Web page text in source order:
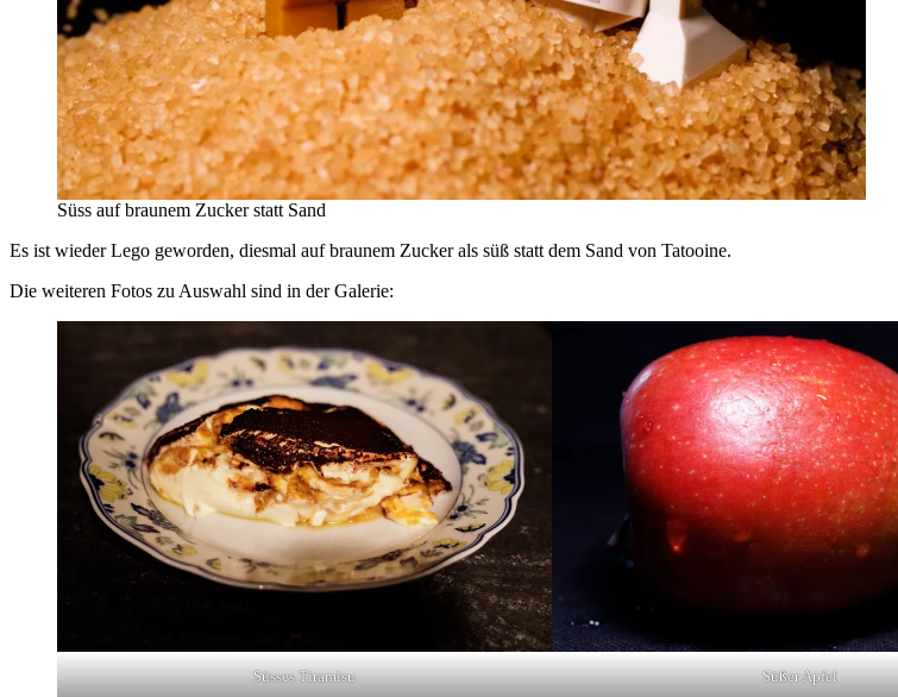
Süss auf braunem Zucker statt Sand
Es ist wieder Lego geworden, diesmal auf braunem Zucker als süß statt dem Sand von Tatooine.
Die weiteren Fotos zu Auswahl sind in der Galerie:
Süsses Tiramisu Süßer Apfel